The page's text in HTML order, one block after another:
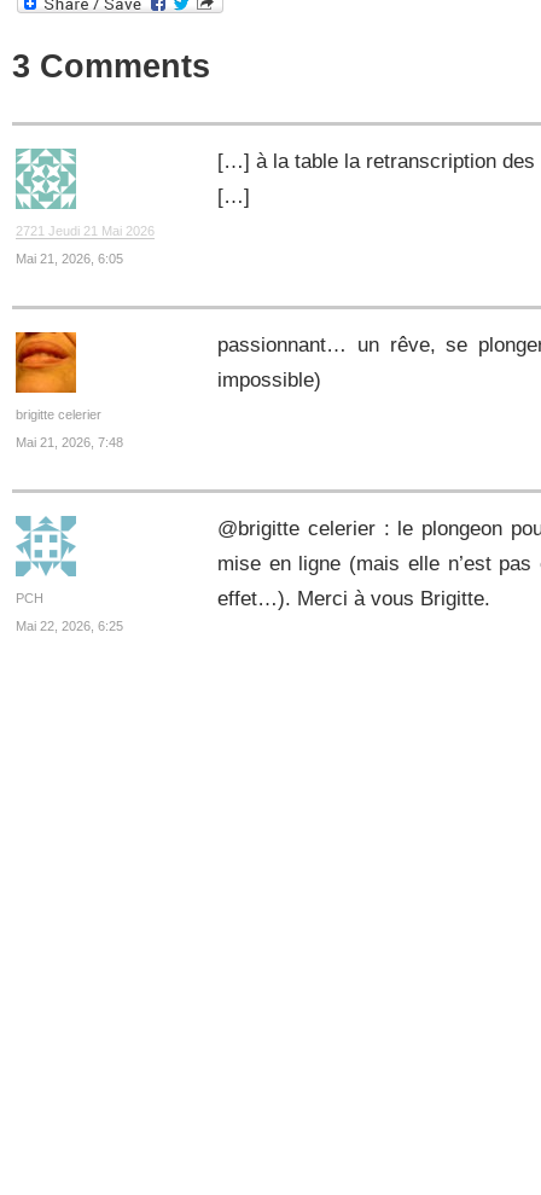
3 Comments
2721 Jeudi 21 Mai 2026
Mai 21, 2026, 6:05
[…] à la table la retranscription des
[…]
brigitte celerier
Mai 21, 2026, 7:48
passionnant… un rêve, se
impossible)
PCH
Mai 22, 2026, 6:25
@brigitte celerier : le plongeon
mise en ligne (mais elle n’est
effet…). Merci à vous Brigitte.